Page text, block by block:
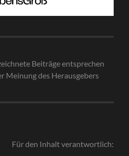
Beiträge entsprechen
Meinung des Herausgebers
Für den Inhalt verantwortlich: